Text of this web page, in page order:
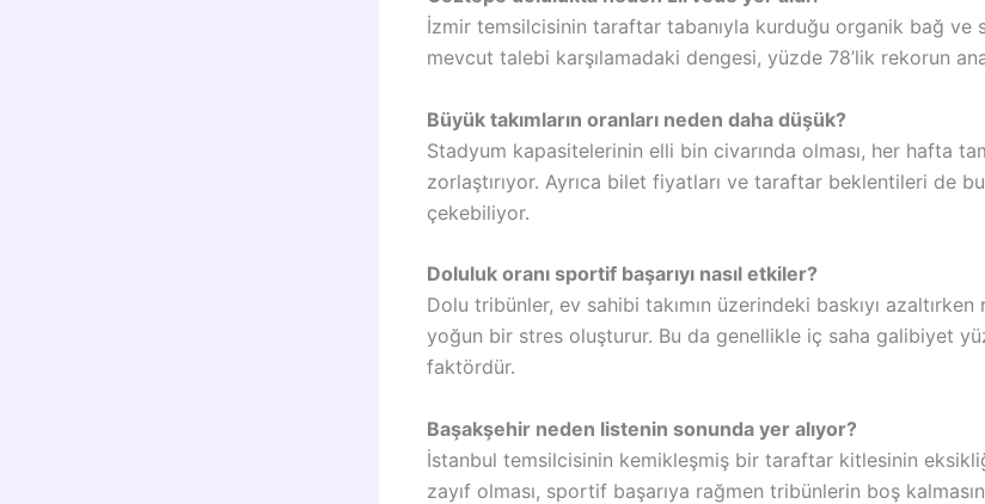
İzmir temsilcisinin taraftar tabanıyla kurduğu organik bağ ve
mevcut talebi karşılamadaki dengesi, yüzde 78’lik rekorun
Büyük takımların oranları neden daha düşük?
Stadyum kapasitelerinin elli bin civarında olması, her hafta
zorlaştırıyor. Ayrıca bilet fiyatları ve taraftar beklentileri de bu
çekebiliyor.
Doluluk oranı sportif başarıyı nasıl etkiler?
Dolu tribünler, ev sahibi takımın üzerindeki baskıyı
yoğun bir stres oluşturur. Bu da genellikle iç saha galibiyet
faktördür.
Başakşehir neden listenin sonunda yer alıyor?
İstanbul temsilcisinin kemikleşmiş bir taraftar kitlesinin
zayıf olması, sportif başarıya rağmen tribünlerin boş